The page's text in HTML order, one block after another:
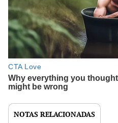
NOTAS RELACIONADAS